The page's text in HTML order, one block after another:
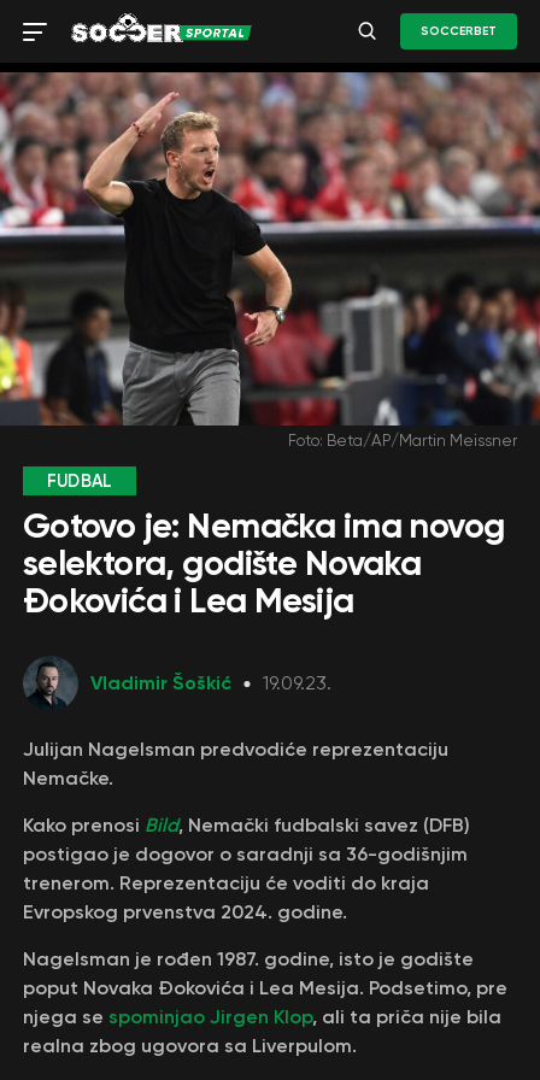
SOCCERBET
Foto: Beta/AP/Martin Meissner
FUDBAL
Gotovo je: Nemačka ima novog
selektora, godište Novaka
Đokovića i Lea Mesija
Vladimir Šoškić 19.09.23.
Julijan Nagelsman predvodiće reprezentaciju
Nemačke.
Kako prenosi Bild, Nemački fudbalski savez (DFB)
postigao je dogovor o saradnji sa 36-godišnjim
trenerom. Reprezentaciju će voditi do kraja
Evropskog prvenstva 2024. godine.
Nagelsman je rođen 1987. godine, isto je godište
poput Novaka Đokovića i Lea Mesija. Podsetimo, pre
njega se spominjao Jirgen Klop, ali ta priča nije bila
realna zbog ugovora sa Liverpulom.